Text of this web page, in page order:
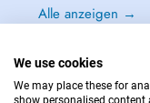
Alle anzeigen →
We use cookies
We may place these for
show personalised content